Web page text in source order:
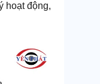
hoạt động,